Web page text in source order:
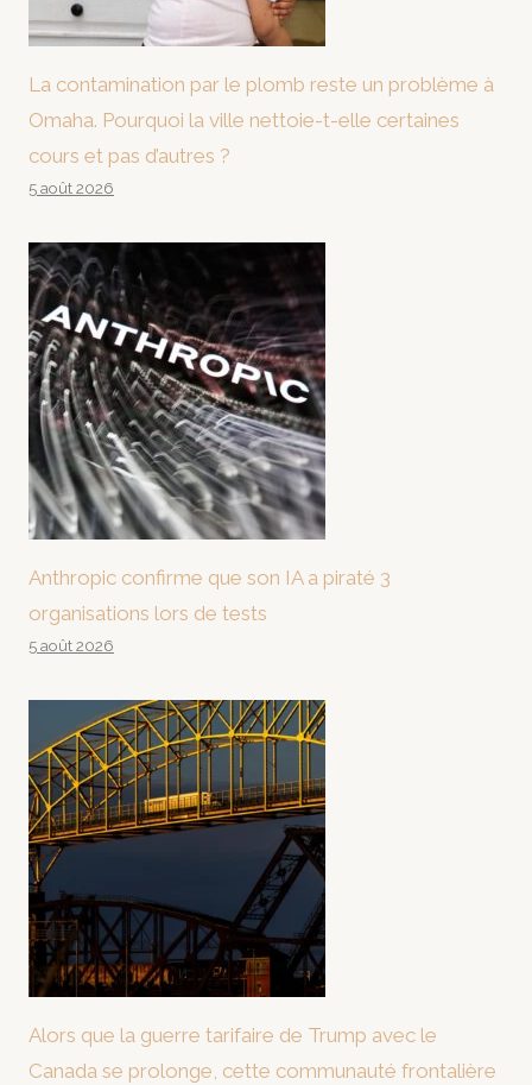
La contamination par le plomb reste un problème à
Omaha. Pourquoi la ville nettoie-t-elle certaines
cours et pas d’autres ?
5 août 2026
Anthropic confirme que son IA a piraté 3
organisations lors de tests
5 août 2026
Alors que la guerre tarifaire de Trump avec le
Canada se prolonge, cette communauté frontalière